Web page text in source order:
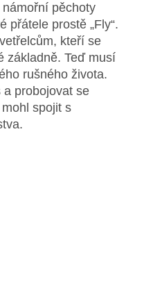
pěchoty
přátele prostě „Fly“.
kteří se
základně. Teď musí
rušného života.
probojovat se
spojit s